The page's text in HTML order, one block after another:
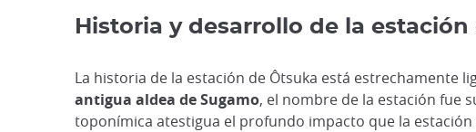
Historia y desarrollo de la estación
La historia de la estación de Ôtsuka está estrechamente
antigua aldea de Sugamo, el nombre de la estación fue
toponímica atestigua el profundo impacto que la